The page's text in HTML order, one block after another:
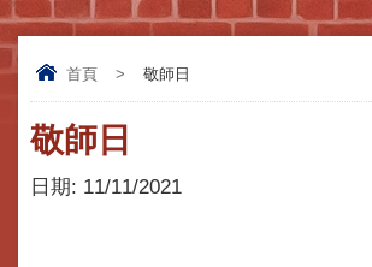
首頁 > 敬師日
敬師日
日期: 11/11/2021